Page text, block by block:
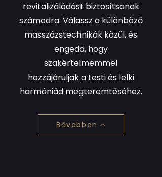
revitalizálódást biztosítsanak
számodra. Válassz a különböző
masszázstechnikák közül, és
engedd, hogy
szakértelmemmel
hozzájáruljak a testi és lelki
harmóniád megteremtéséhez.
Bővebben